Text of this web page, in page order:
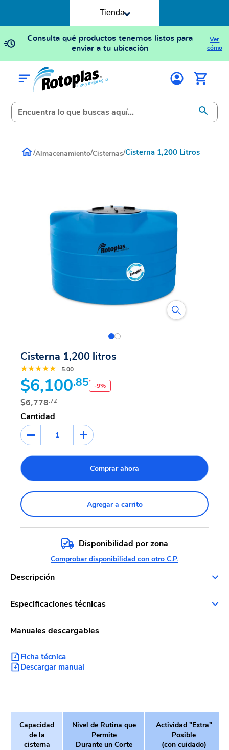
Tienda
Consulta qué productos tenemos listos para
enviar a tu ubicación
Ver
cómo
/Almacenamiento/Cisternas/Cisterna 1,200 Litros
Cisterna 1,200 litros
★★★★★ 5.00
$6,100.85 -9%
$6,778.72
Cantidad
1
Comprar ahora
Agregar a carrito
Disponibilidad por zona
Comprobar disponibilidad con otro C.P.
Descripción
Especificaciones técnicas
Manuales descargables
Ficha técnica
Descargar manual
Capacidad
de la
cisterna
Nivel de Rutina que
Permite
Durante un Corte
Actividad "Extra"
Posible
(con cuidado)